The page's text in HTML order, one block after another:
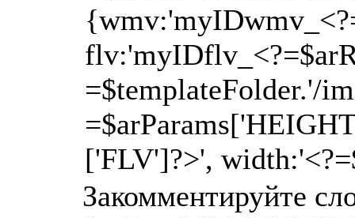
=$templateFolder.'/
['FLV']?>',
Закомментируйте